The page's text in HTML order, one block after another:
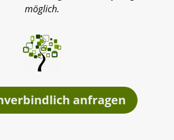
möglich.
anfragen